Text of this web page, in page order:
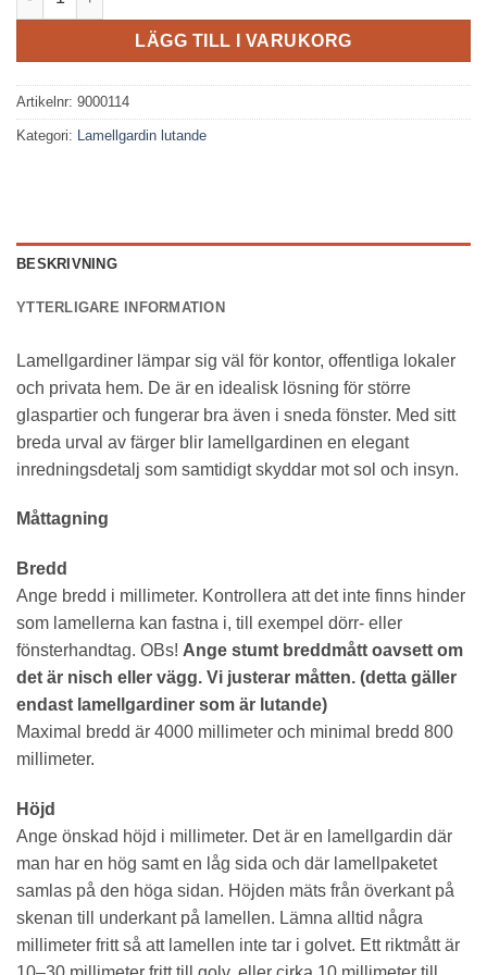
LÄGG TILL I VARUKORG
Artikelnr: 9000114
Kategori: Lamellgardin lutande
BESKRIVNING
YTTERLIGARE INFORMATION
Lamellgardiner lämpar sig väl för kontor, offentliga lokaler
och privata hem. De är en idealisk lösning för större
glaspartier och fungerar bra även i sneda fönster. Med sitt
breda urval av färger blir lamellgardinen en elegant
inredningsdetalj som samtidigt skyddar mot sol och insyn.
Måttagning
Bredd
Ange bredd i millimeter. Kontrollera att det inte finns hinder
som lamellerna kan fastna i, till exempel dörr- eller
fönsterhandtag. OBs! Ange stumt breddmått oavsett om
det är nisch eller vägg. Vi justerar måtten. (detta gäller
endast lamellgardiner som är lutande)
Maximal bredd är 4000 millimeter och minimal bredd 800
millimeter.
Höjd
Ange önskad höjd i millimeter. Det är en lamellgardin där
man har en hög samt en låg sida och där lamellpaketet
samlas på den höga sidan. Höjden mäts från överkant på
skenan till underkant på lamellen. Lämna alltid några
millimeter fritt så att lamellen inte tar i golvet. Ett riktmått är